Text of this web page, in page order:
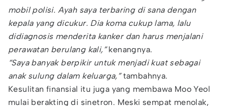
mobil polisi. Ayah saya terbaring di sana dengan
kepala yang dicukur. Dia koma cukup lama, lalu
didiagnosis menderita kanker dan harus menjalani
perawatan berulang kali,”kenangnya.
“Saya banyak berpikir untuk menjadi kuat sebagai
anak sulung dalam keluarga,”tambahnya.
Kesulitan finansial itu juga yang membawa Moo Yeol
mulai berakting di sinetron. Meski sempat menolak,